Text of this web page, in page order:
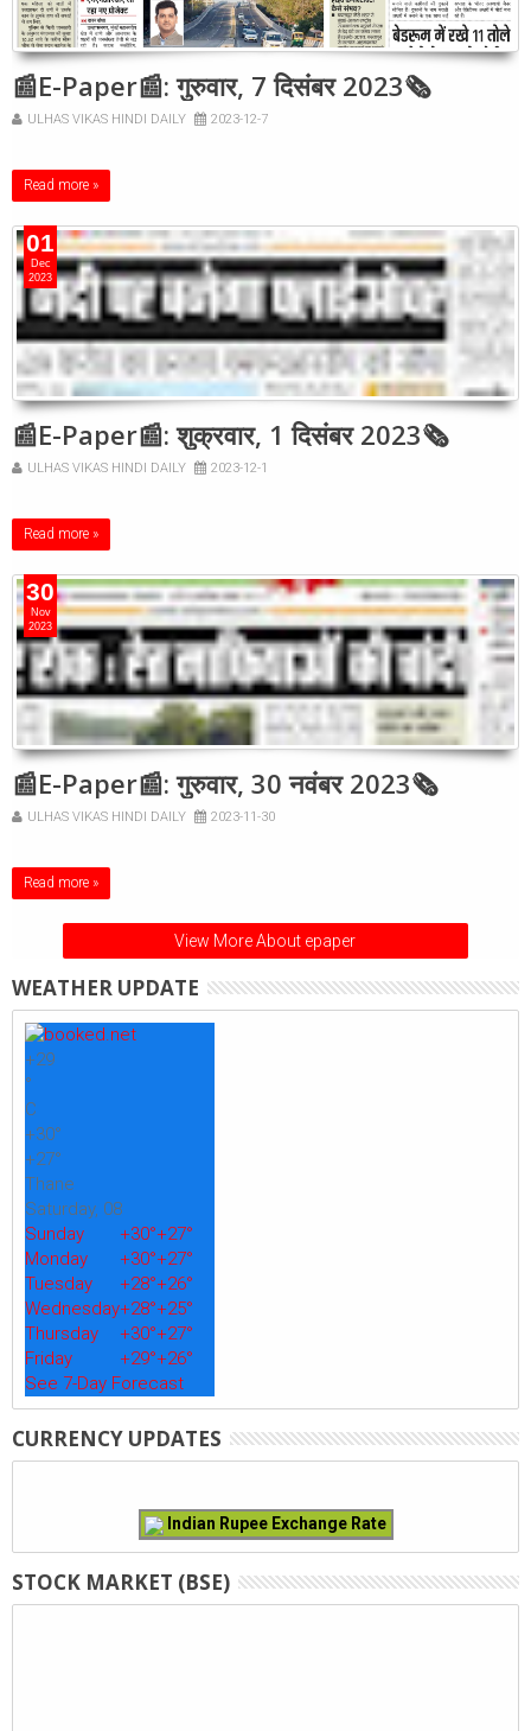
📰E-Paper📰: गुरुवार, 7 दिसंबर 2023🗞
ULHAS VIKAS HINDI DAILY 2023-12-7
Read more »
01
Dec
2023
📰E-Paper📰: शुक्रवार, 1 दिसंबर 2023🗞
ULHAS VIKAS HINDI DAILY 2023-12-1
Read more »
30
Nov
2023
📰E-Paper📰: गुरुवार, 30 नवंबर 2023🗞
ULHAS VIKAS HINDI DAILY 2023-11-30
Read more »
View More About epaper
WEATHER UPDATE
+29
°
C
+30°
+27°
Thane
Saturday, 08
Sunday
+30°+27°
Monday
+30°+27°
Tuesday
+28°+26°
Wednesday+28°+25°
Thursday
+30°+27°
Friday
+29°+26°
See 7-Day Forecast
CURRENCY UPDATES
Indian Rupee Exchange Rate
STOCK MARKET (BSE)